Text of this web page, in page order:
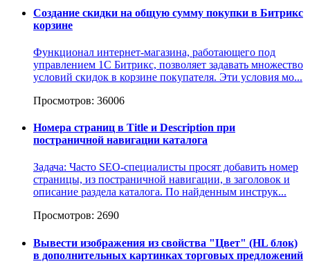
Создание скидки на общую сумму покупки в Битрикс
корзине
Функционал интернет-магазина, работающего под
управлением 1С Битрикс, позволяет задавать множество
условий скидок в корзине покупателя. Эти условия мо...
Просмотров: 36006
Номера страниц в Title и Description при
постраничной навигации каталога
Задача: Часто SEO-специалисты просят добавить номер
страницы, из постраничной навигации, в заголовок и
описание раздела каталога. По найденным инструк...
Просмотров: 2690
Вывести изображения из свойства "Цвет" (HL блок)
в дополнительных картинках торговых предложений